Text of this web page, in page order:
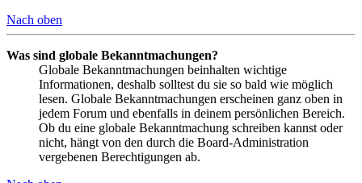
Nach oben
Was sind globale Bekanntmachungen?
Globale Bekanntmachungen beinhalten wichtige
Informationen, deshalb solltest du sie so bald wie möglich
lesen. Globale Bekanntmachungen erscheinen ganz oben in
jedem Forum und ebenfalls in deinem persönlichen Bereich.
Ob du eine globale Bekanntmachung schreiben kannst oder
nicht, hängt von den durch die Board-Administration
vergebenen Berechtigungen ab.